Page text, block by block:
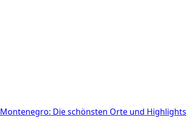
Montenegro: Die schönsten Orte und Highlights